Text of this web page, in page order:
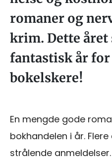
romaner og
krim. Dette
fantastisk år
bokelskere!
En mengde gode
bokhandelen i år.
strålende